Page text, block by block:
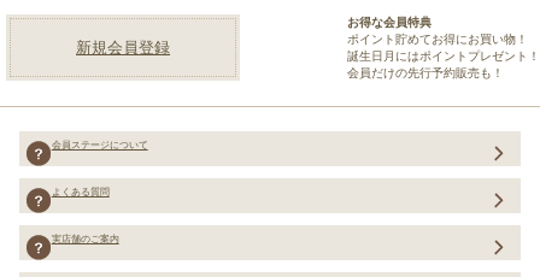
新規会員登録
お得な会員特典
ポイント貯めてお得にお買い物！
誕生日月にはポイントプレゼント！
会員だけの先行予約販売も！
会員ステージについて
よくある質問
実店舗のご案内